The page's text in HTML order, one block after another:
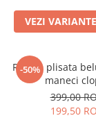
VEZI VARIANTE
-50%
Rochie plisata
maneci
399,00
199,50